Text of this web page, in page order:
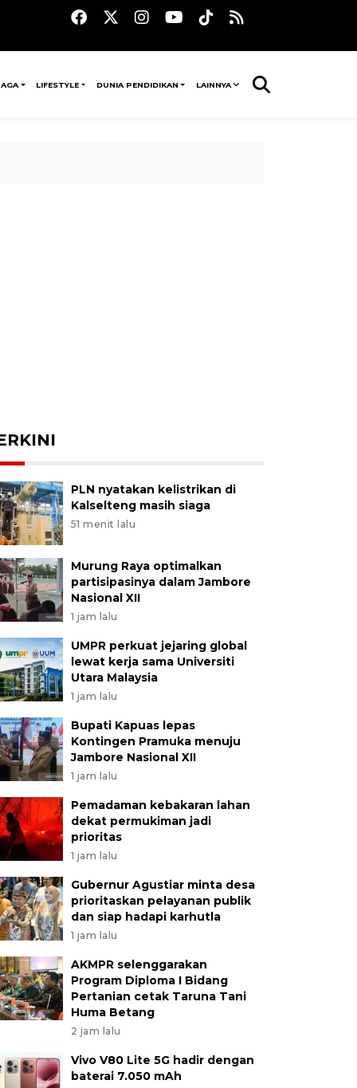
LIFESTYLE DUNIA PENDIDIKAN LAINNYA
PLN nyatakan kelistrikan di
Kalselteng masih siaga
51 menit lalu
Murung Raya optimalkan
partisipasinya dalam Jambore
Nasional XII
1 jam lalu
UMPR perkuat jejaring global
lewat kerja sama Universiti
Utara Malaysia
1 jam lalu
Bupati Kapuas lepas
Kontingen Pramuka menuju
Jambore Nasional XII
1 jam lalu
Pemadaman kebakaran lahan
dekat permukiman jadi
prioritas
1 jam lalu
Gubernur Agustiar minta desa
prioritaskan pelayanan publik
dan siap hadapi karhutla
1 jam lalu
AKMPR selenggarakan
Program Diploma I Bidang
Pertanian cetak Taruna Tani
Huma Betang
2 jam lalu
Vivo V80 Lite 5G hadir dengan
baterai 7.050 mAh